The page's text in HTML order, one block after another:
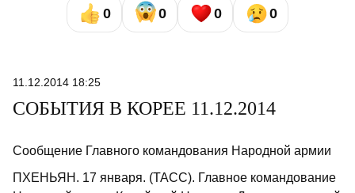
0 0 0 0
11.12.2014 18:25
СОБЫТИЯ В КОРЕЕ 11.12.2014
Сообщение Главного командования Народной армии
ПХЕНЬЯН. 17 января. (ТАСС). Главное командование